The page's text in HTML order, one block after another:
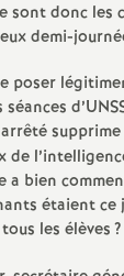
sont donc les
demi-
poser
supprime
de
a bien
étaient
les élèves?